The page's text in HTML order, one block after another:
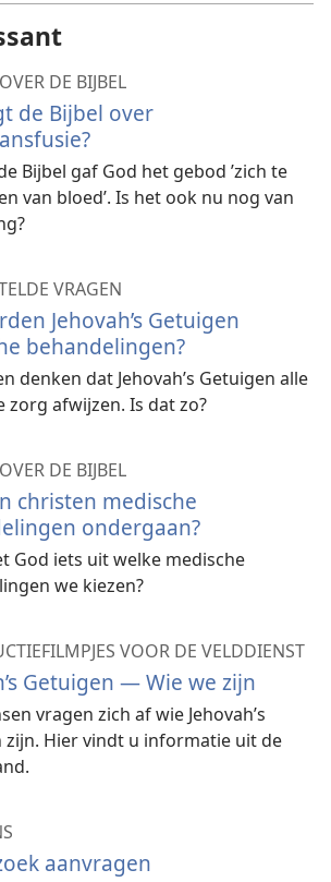
DE BIJBEL
de Bijbel over
Bijbel gaf God het gebod ’zich te
van bloed’. Is het ook nu nog van
VRAGEN
Jehovah’s Getuigen
behandelingen?
denken dat Jehovah’s Getuigen alle
zorg afwijzen. Is dat zo?
DE BIJBEL
christen medische
ondergaan?
God iets uit welke medische
we kiezen?
VOOR DE VELDDIENST
Getuigen — Wie we zijn
vragen zich af wie Jehovah’s
zijn. Hier vindt u informatie uit de
aanvragen